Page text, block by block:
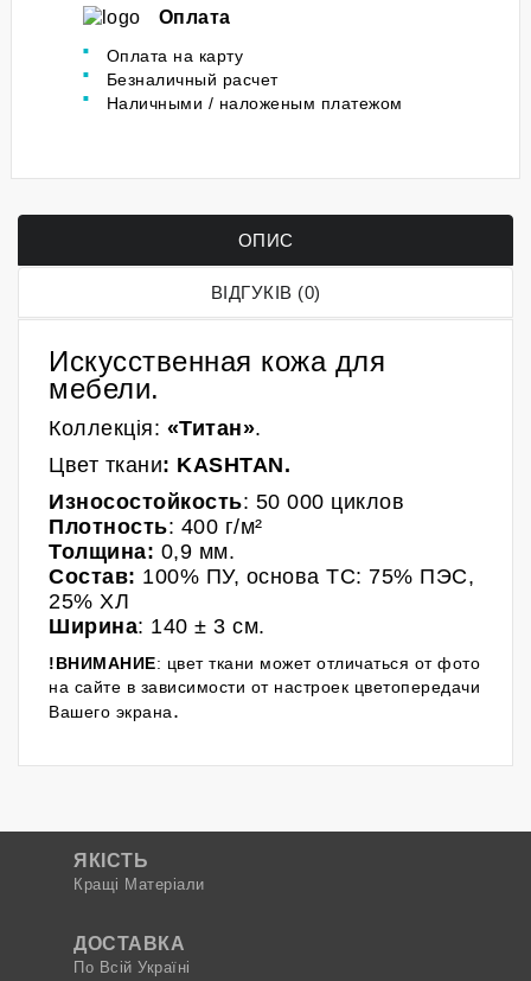
Оплата
Оплата на карту
Безналичный расчет
Наличными / наложеным платежом
ОПИС
ВІДГУКІВ (0)
Искусственная кожа для
мебели.
Коллекція: «Титан».
Цвет ткани: KASHTAN.
Износостойкость: 50 000 циклов
Плотность: 400 г/м²
Толщина: 0,9 мм.
Состав: 100% ПУ, основа TC: 75% ПЭС,
25% ХЛ
Ширина: 140 ± 3 см.
!ВНИМАНИЕ: цвет ткани может отличаться от фото
на сайте в зависимости от настроек цветопередачи
Вашего экрана.
ЯКІСТЬ
Кращі Матеріали
ДОСТАВКА
По Всій Україні